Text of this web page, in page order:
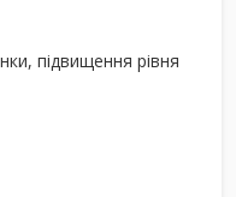
підвищення рівня